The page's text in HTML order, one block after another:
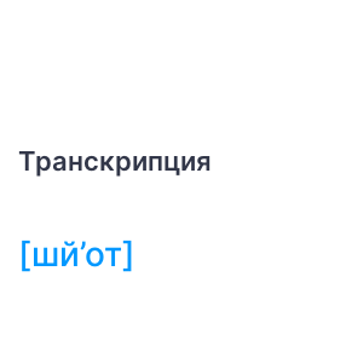
Транскрипция
[шй’от]